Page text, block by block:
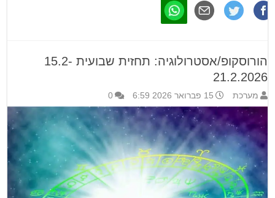
הורוסקופ/אסטרולוגיה: תחזית שבועית 15.2-
21.2.2026
מערכת 15 פברואר 2026 6:59 0